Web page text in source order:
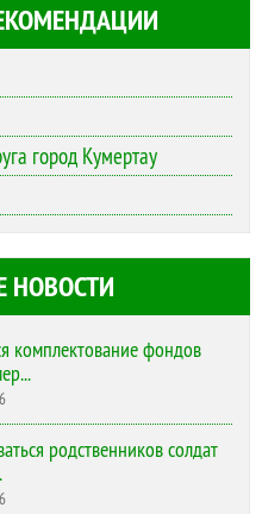
город Кумертау
НОВОСТИ
комплектование фондов
родственников солдат